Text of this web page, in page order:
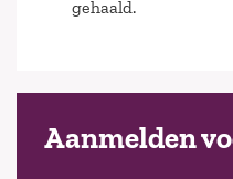
gehaald.
Aanmelden